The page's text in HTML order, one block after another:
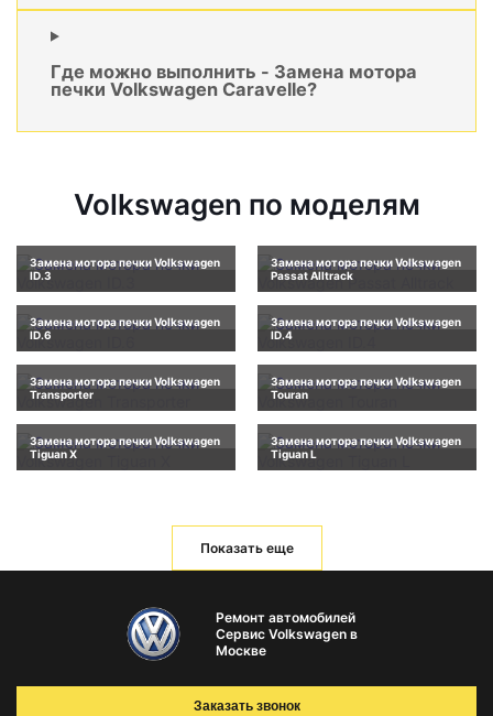
Где можно выполнить - Замена мотора
печки Volkswagen Caravelle?
Volkswagen по моделям
Замена мотора печки Volkswagen
ID.3
Замена мотора печки Volkswagen
Passat Alltrack
Замена мотора печки Volkswagen
ID.6
Замена мотора печки Volkswagen
ID.4
Замена мотора печки Volkswagen
Transporter
Замена мотора печки Volkswagen
Touran
Замена мотора печки Volkswagen
Tiguan X
Замена мотора печки Volkswagen
Tiguan L
Показать еще
Ремонт автомобилей
Сервис Volkswagen в
Москве
Заказать звонок